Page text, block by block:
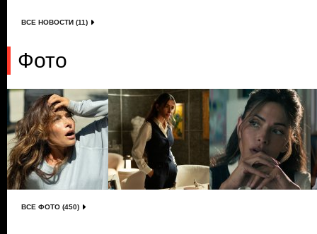
ВСЕ НОВОСТИ (11)
Фото
ВСЕ ФОТО (450)